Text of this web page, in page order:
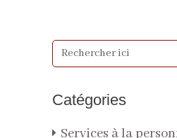
Catégories
Services à la